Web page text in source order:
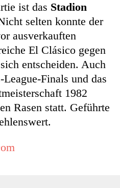
ist das Stadion
selten konnte der
ausverkauften
El Clásico gegen
entscheiden. Auch
Finals und das
1982
Rasen statt. Geführte